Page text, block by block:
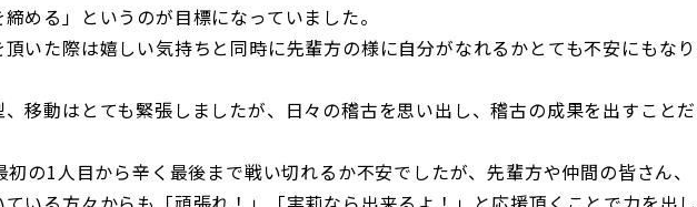
める」というのが目標になっていました。
いた際は嬉しい気持ちと同時に先輩方の様に自分がなれるかとても不安にもなり
移動はとても緊張しましたが、日々の稽古を思い出し、稽古の成果を出すことだ
の1人目から辛く最後まで戦い切れるか不安でしたが、先輩方や仲間の皆さん、